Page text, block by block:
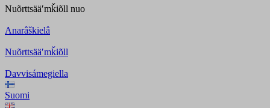
Nuõrttsääʹmǩiõll nuo
Anarâškielâ
Nuõrttsääʹmǩiõll
Davvisámegiella
Suomi